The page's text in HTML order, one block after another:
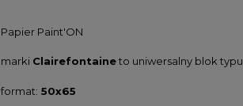
Papier Paint'ON
marki Clairefontaineto uniwersalny blok typu
format: 50x65